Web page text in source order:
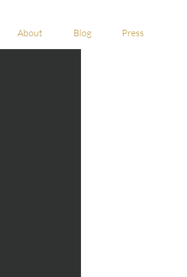
About Blog Press